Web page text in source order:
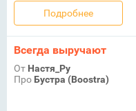
Подробнее
Всегда выручают
От Настя_Ру
Про Бустра (Boostra)